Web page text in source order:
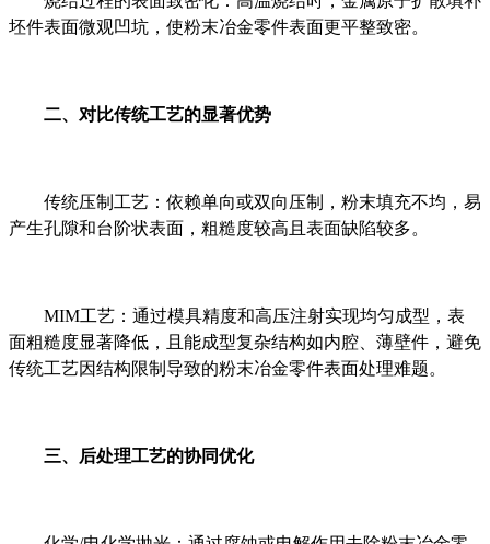
坯件表面微观凹坑，使粉末冶金零件表面更平整致密。
二、对比传统工艺的显著优势
传统压制工艺：依赖单向或双向压制，粉末填充不均，易
产生孔隙和台阶状表面，粗糙度较高且表面缺陷较多。
MIM工艺：通过模具精度和高压注射实现均匀成型，表
面粗糙度显著降低，且能成型复杂结构如内腔、薄壁件，避免
传统工艺因结构限制导致的粉末冶金零件表面处理难题。
三、后处理工艺的协同优化